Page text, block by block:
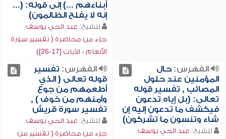
أبناءهم ...) إلى قوله: (...
إنه لا يفلح الظالمون)
للشيخ: عبد الحي يوسف
جزء من محاضرة ( تفسير سورة
الأنعام - الآيات [17-26])
الفهرس:حال
المؤمنين عند حلول
المصائب , تفسير قوله
تعالى: (بل إياه تدعون
فيكشف ما تدعون إليه إن
شاء وتنسون ما تشركون)
للشيخ: عبد الحي يوسف
الفهرس: تفسير
قوله تعالى ( الذي
أطعمهم من جوع
وآمنهم من خوف ) ,
تفسير سورة قريش
للشيخ: عبد الحي يوسف
جزء من محاضرة ( تفسير من